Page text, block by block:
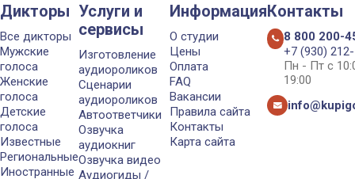
Дикторы
Все дикторы
Мужские
голоса
Женские
голоса
Детские
голоса
Известные
Региональные
Иностранные
Услуги и
сервисы
Изготовление
аудиороликов
Сценарии
аудиороликов
Автоответчики
Озвучка
аудиокниг
Озвучка видео
Аудиогиды /
Информация
О студии
Цены
Оплата
FAQ
Вакансии
Правила сайта
Контакты
Карта сайта
Контакты
8 800 200-
+7 (930)
Пн - Пт с
19:00